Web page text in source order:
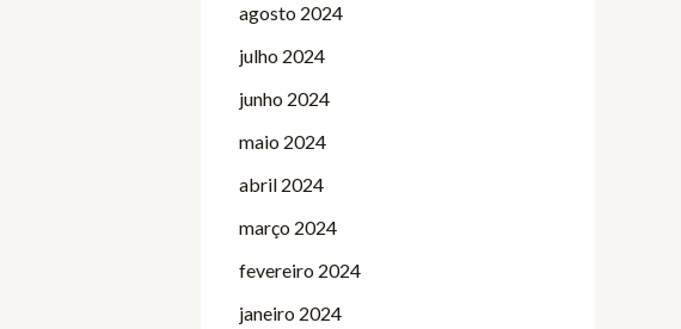
agosto 2024
julho 2024
junho 2024
maio 2024
abril 2024
março 2024
fevereiro 2024
janeiro 2024